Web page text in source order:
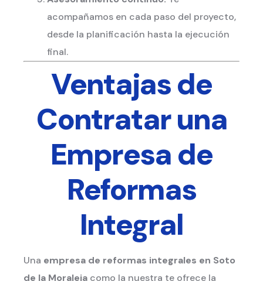
acompañamos en cada paso del proyecto,
desde la planificación hasta la ejecución
final.
Ventajas de
Contratar una
Empresa de
Reformas
Integral
Una empresa de reformas integrales en Soto
de la Moraleja como la nuestra te ofrece la